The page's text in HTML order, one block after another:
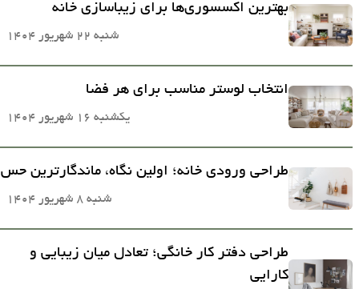
بهترین اکسسوری‌ها برای زیباسازی خانه
شنبه 22 شهریور 1404
انتخاب لوستر مناسب برای هر فضا
یکشنبه 16 شهریور 1404
طراحی ورودی خانه؛ اولین نگاه، ماندگارترین حس
شنبه 8 شهریور 1404
طراحی دفتر کار خانگی؛ تعادل میان زیبایی و
کارایی